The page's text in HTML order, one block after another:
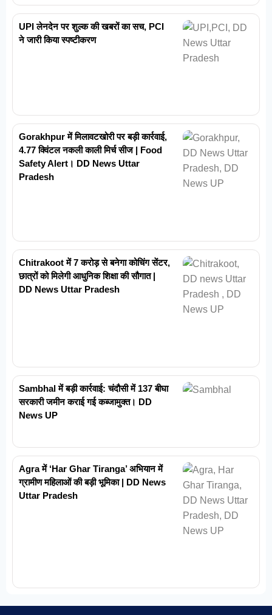
UPI लेनदेन पर शुल्क की खबरों का सच, PCI
ने जारी किया स्पष्टीकरण
Gorakhpur में मिलावटखोरी पर बड़ी कार्रवाई,
4.77 क्विंटल नकली काली मिर्च सीज | Food
Safety Alert। DD News Uttar
Pradesh
Chitrakoot में 7 करोड़ से बनेगा कोचिंग सेंटर,
छात्रों को मिलेगी आधुनिक शिक्षा की सौगात |
DD News Uttar Pradesh
Sambhal में बड़ी कार्रवाई: चंदौसी में 137 बीघा
सरकारी जमीन कराई गई कब्जामुक्त। DD
News UP
Agra में ‘Har Ghar Tiranga’ अभियान में
ग्रामीण महिलाओं की बड़ी भूमिका | DD News
Uttar Pradesh